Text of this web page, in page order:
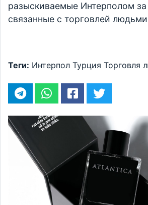
разыскиваемые Интерполом за
связанные с торговлей
Теги: Интерпол Турция Торговля